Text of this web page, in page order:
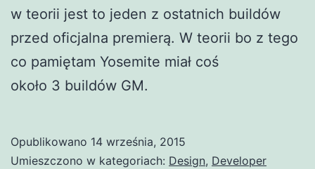
w teorii jest to jeden z ostatnich buildów
przed oficjalna premierą. W teorii bo z tego
co pamiętam Yosemite miał coś
około 3 buildów GM.
Opublikowano 14 września, 2015
Umieszczono w kategoriach: Design, Developer